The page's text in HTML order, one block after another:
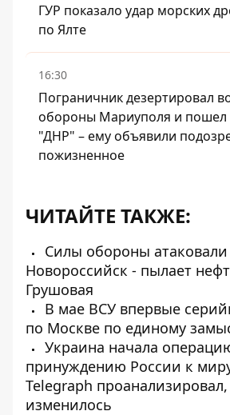
ГУР показало удар морских
по Ялте
16:30
Пограничник дезертировал
обороны Мариуполя и пошел
"ДНР" – ему объявили
пожизненное
ЧИТАЙТЕ ТАКЖЕ:
Силы обороны атаковали
Новороссийск - пылает
Грушовая
В мае ВСУ впервые
по Москве по единому
Украина начала
принуждению России к
Telegraph
изменилось